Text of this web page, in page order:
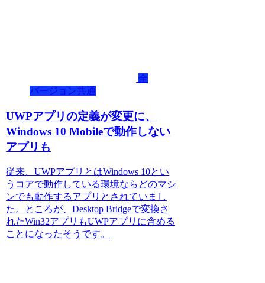
全
バージョン共通
UWPアプリの定義が変更に、
Windows 10 Mobileで動作しない
アプリも
従来、UWPアプリとはWindows 10とい
うコアで動作している環境ならどのマシ
ンでも動作するアプリとされていまし
た。ところが、Desktop Bridgeで変換さ
れたWin32アプリもUWPアプリに含める
ことになったそうです。